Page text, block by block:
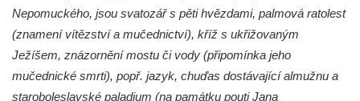
Socha Jana Valeria Jirsíka u Černé věže v
Českých Budějovicích
Socha Krista klesajícího pod křížem u
Nepomuckého, jsou svatozář s pěti hvězdami, palmová ratolest
(znamení vítězství a mučednictví), kříž s ukřižovaným
Ježíšem, znázornění mostu či vody (připomínka jeho
mučednické smrti), popř. jazyk, chuďas dostávající almužnu a
staroboleslavské paladium (na památku pouti Jana